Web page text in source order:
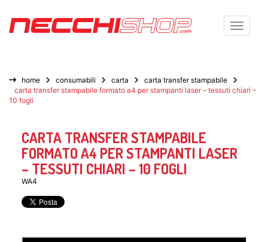
Toggle
home consumabili carta
carta transfer stampabile
carta transfer stampabile formato a4 per stampanti laser – tessuti chiari –
10 fogli
CARTA TRANSFER STAMPABILE
FORMATO A4 PER STAMPANTI LASER
– TESSUTI CHIARI – 10 FOGLI
WA4